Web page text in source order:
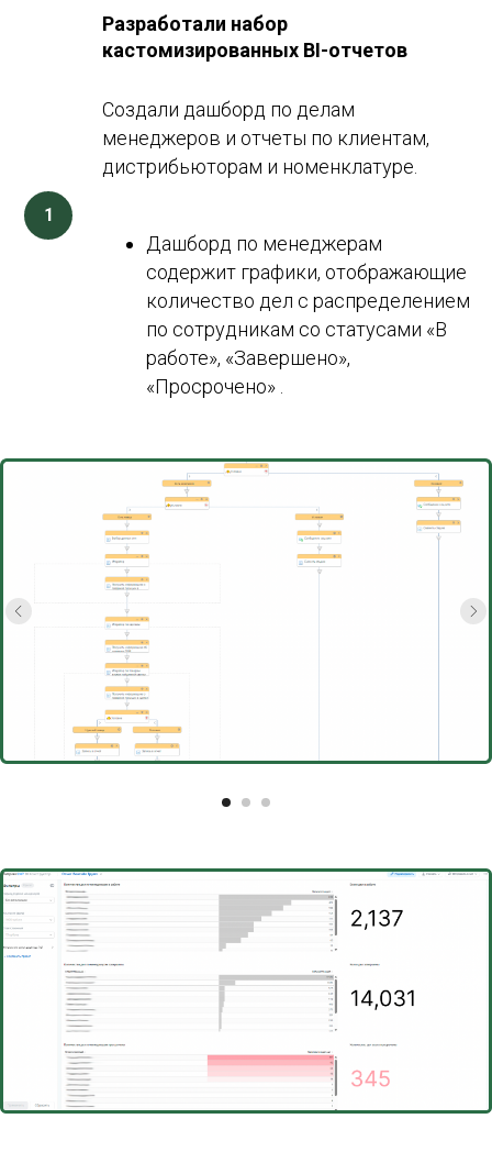
Разработали набор
кастомизированных BI-отчетов
Создали дашборд по делам
менеджеров и отчеты по клиентам,
дистрибьюторам и номенклатуре.
Дашборд по менеджерам
содержит графики, отображающие
количество дел с распределением
по сотрудникам со статусами «В
работе», «Завершено»,
«Просрочено» .